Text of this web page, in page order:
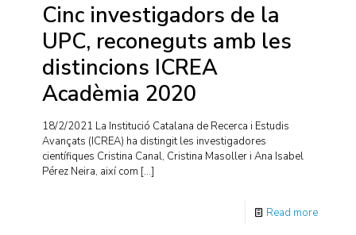
Cinc investigadors de la
UPC, reconeguts amb les
distincions ICREA
Acadèmia 2020
18/2/2021 La Institució Catalana de Recerca i Estudis
Avançats (ICREA) ha distingit les investigadores
científiques Cristina Canal, Cristina Masoller i Ana Isabel
Pérez Neira, així com […]
Read more